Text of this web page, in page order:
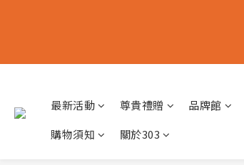
最新活動 尊貴禮贈 品牌館
購物須知
關於303